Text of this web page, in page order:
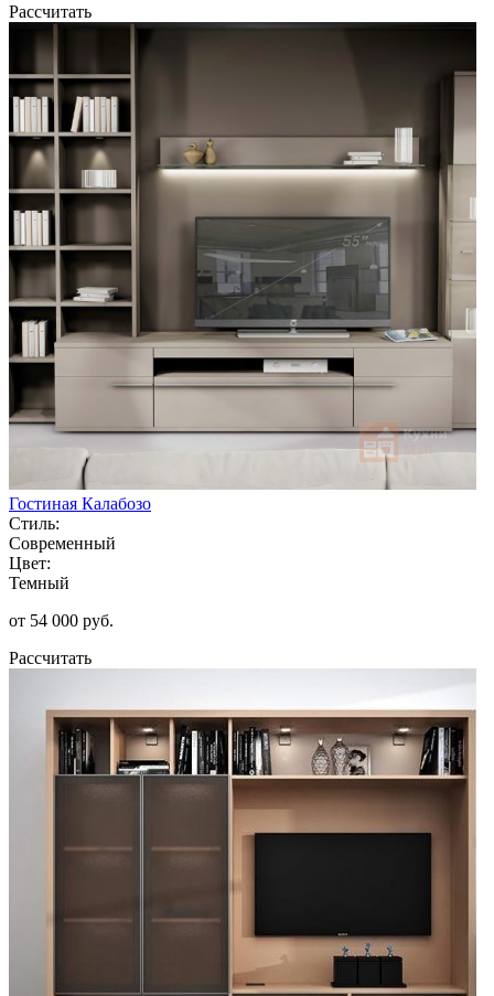
Рассчитать
Гостиная Калабозо
Стиль:
Современный
Цвет:
Темный
от 54 000 руб.
Рассчитать